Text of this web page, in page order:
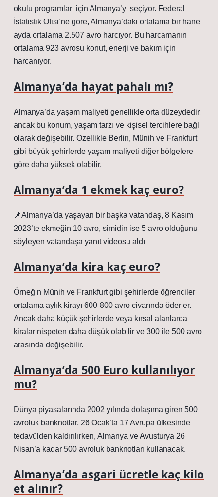
okulu programları için Almanya’yı seçiyor. Federal
İstatistik Ofisi’ne göre, Almanya’daki ortalama bir hane
ayda ortalama 2.507 avro harcıyor. Bu harcamanın
ortalama 923 avrosu konut, enerji ve bakım için
harcanıyor.
Almanya’da hayat pahalı mı?
Almanya’da yaşam maliyeti genellikle orta düzeydedir,
ancak bu konum, yaşam tarzı ve kişisel tercihlere bağlı
olarak değişebilir. Özellikle Berlin, Münih ve Frankfurt
gibi büyük şehirlerde yaşam maliyeti diğer bölgelere
göre daha yüksek olabilir.
Almanya’da 1 ekmek kaç euro?
📌Almanya’da yaşayan bir başka vatandaş, 8 Kasım
2023’te ekmeğin 10 avro, simidin ise 5 avro olduğunu
söyleyen vatandaşa yanıt videosu aldı
Almanya’da kira kaç euro?
Örneğin Münih ve Frankfurt gibi şehirlerde öğrenciler
ortalama aylık kirayı 600-800 avro civarında öderler.
Ancak daha küçük şehirlerde veya kırsal alanlarda
kiralar nispeten daha düşük olabilir ve 300 ile 500 avro
arasında değişebilir.
Almanya’da 500 Euro kullanılıyor
mu?
Dünya piyasalarında 2002 yılında dolaşıma giren 500
avroluk banknotlar, 26 Ocak’ta 17 Avrupa ülkesinde
tedavülden kaldırılırken, Almanya ve Avusturya 26
Nisan’a kadar 500 avroluk banknotları kullanacak.
Almanya’da asgari ücretle kaç kilo
et alınır?